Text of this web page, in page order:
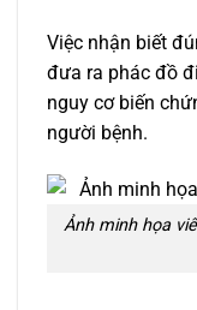
Việc nhận biết
đưa ra phác đồ
nguy cơ biến
người bệnh.
Ảnh minh họa